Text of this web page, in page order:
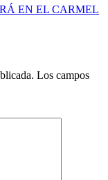
EN EL CARMEL
Los campos